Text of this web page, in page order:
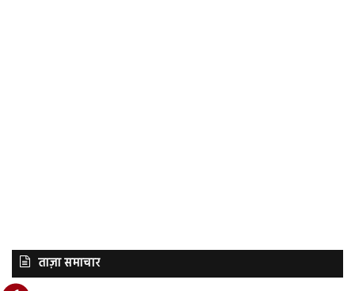
ताज़ा समाचार